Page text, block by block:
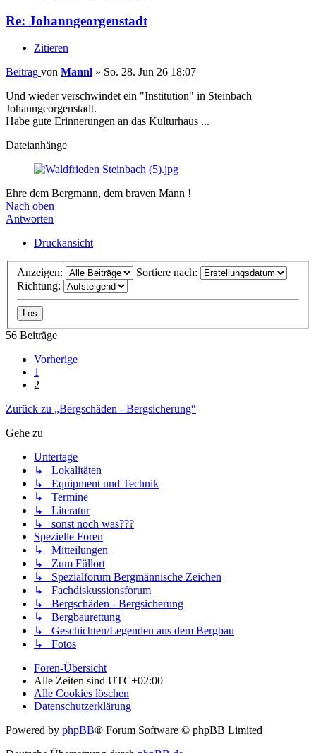
Re: Johanngeorgenstadt
Zitieren
Beitrag von Mannl » So. 28. Jun 26 18:07
Und wieder verschwindet ein "Institution" in Steinbach
Johanngeorgenstadt.
Habe gute Erinnerungen an das Kulturhaus ...
Dateianhänge
Ehre dem Bergmann, dem braven Mann !
Nach oben
Antworten
Druckansicht
Anzeigen:
Sortiere nach:
Richtung:
56 Beiträge
Vorherige
1
2
Zurück zu „Bergschäden - Bergsicherung“
Gehe zu
Untertage
↳ Lokalitäten
↳ Equipment und Technik
↳ Termine
↳ Literatur
↳ sonst noch was???
Spezielle Foren
↳ Mitteilungen
↳ Zum Füllort
↳ Spezialforum Bergmännische Zeichen
↳ Fachdiskussionsforum
↳ Bergschäden - Bergsicherung
↳ Bergbaurettung
↳ Geschichten/Legenden aus dem Bergbau
↳ Fotos
Foren-Übersicht
Alle Zeiten sind UTC+02:00
Alle Cookies löschen
Datenschutzerklärung
Powered by phpBB® Forum Software © phpBB Limited